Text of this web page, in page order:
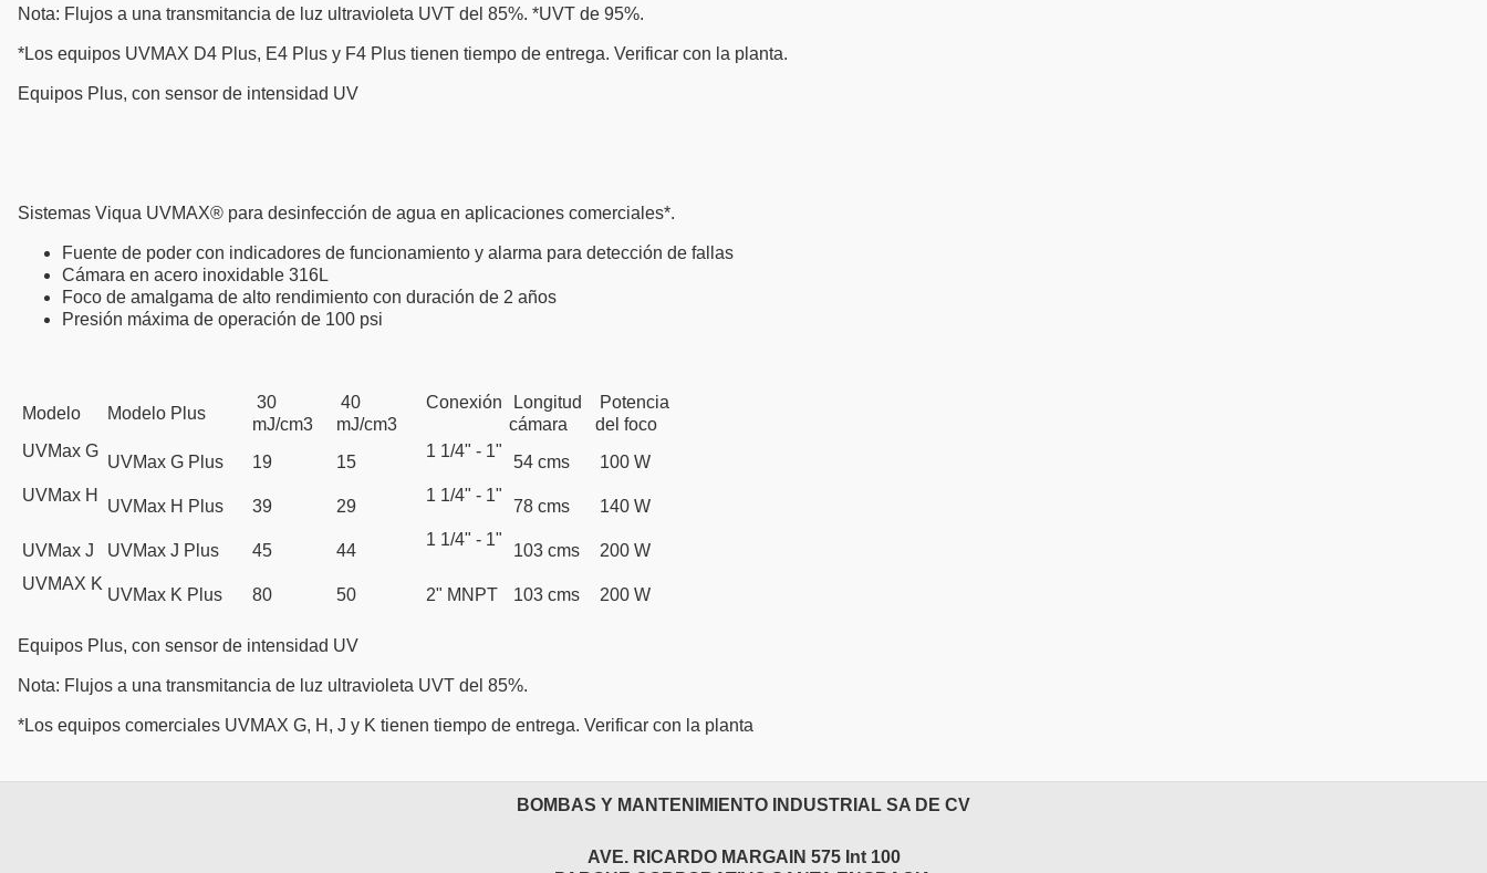
Nota: Flujos a una transmitancia de luz ultravioleta UVT del 85%. *UVT de 95%.
*Los equipos UVMAX D4 Plus, E4 Plus y F4 Plus tienen tiempo de entrega. Verificar con la planta.
Equipos Plus, con sensor de intensidad UV
Sistemas Viqua UVMAX® para desinfección de agua en aplicaciones comerciales*.
Fuente de poder con indicadores de funcionamiento y alarma para detección de fallas
Cámara en acero inoxidable 316L
Foco de amalgama de alto rendimiento con duración de 2 años
Presión máxima de operación de 100 psi
Modelo Modelo Plus
30
mJ/cm3
40
mJ/cm3
Conexión
Longitud
cámara
Potencia
del foco
UVMax G
UVMax G Plus 19 15
1 1/4" - 1"
54 cms
100 W
UVMax H
UVMax H Plus 39 29
1 1/4" - 1"
78 cms 140 W
UVMax J UVMax J Plus 45 44
1 1/4" - 1"
103 cms
200 W
UVMAX K
UVMax K Plus 80 50 2" MNPT 103 cms 200 W
Equipos Plus, con sensor de intensidad UV
Nota: Flujos a una transmitancia de luz ultravioleta UVT del 85%.
*Los equipos comerciales UVMAX G, H, J y K tienen tiempo de entrega. Verificar con la planta
BOMBAS Y MANTENIMIENTO INDUSTRIAL SA DE CV
AVE. RICARDO MARGAIN 575 Int 100